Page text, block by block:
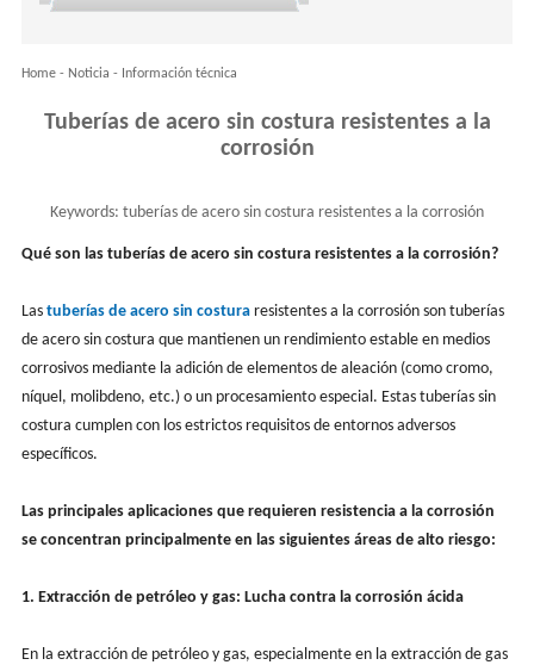
Home- Noticia - Información técnica
Tuberías de acero sin costura resistentes a la
corrosión
Keywords: tuberías de acero sin costura resistentes a la corrosión
Qué son las tuberías de acero sin costura resistentes a la corrosión?
Las tuberías de acero sin costuraresistentes a la corrosión son tuberías
de acero sin costura que mantienen un rendimiento estable en medios
corrosivos mediante la adición de elementos de aleación (como cromo,
níquel, molibdeno, etc.) o un procesamiento especial. Estas tuberías sin
costura cumplen con los estrictos requisitos de entornos adversos
específicos.
Las principales aplicaciones que requieren resistencia a la corrosión
se concentran principalmente en las siguientes áreas de alto riesgo:
1. Extracción de petróleo y gas: Lucha contra la corrosión ácida
En la extracción de petróleo y gas, especialmente en la extracción de gas